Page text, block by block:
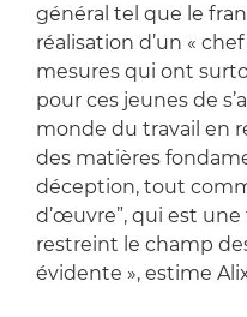
général tel que le
réalisation d’un «
mesures qui ont
pour ces jeunes de
monde du travail en
des matières
déception, tout
d’œuvre”, qui est
restreint le champ
évidente », estime